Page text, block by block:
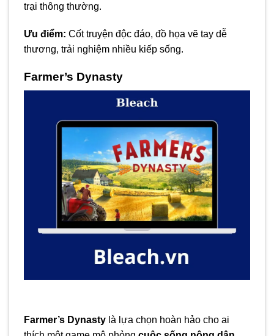
trại thông thường.
Ưu điểm: Cốt truyện độc đáo, đồ họa vẽ tay dễ
thương, trải nghiệm nhiều kiếp sống.
Farmer’s Dynasty
Farmer’s Dynasty là lựa chọn hoàn hảo cho ai